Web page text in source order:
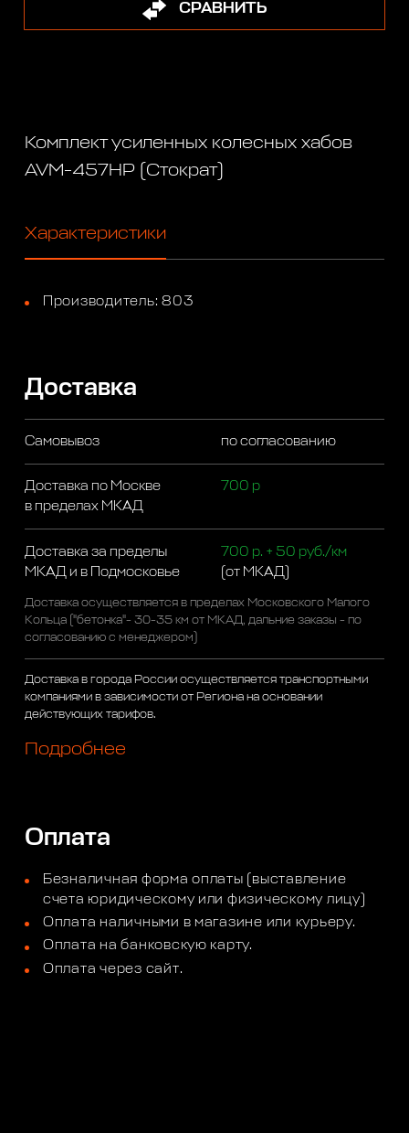
СРАВНИТЬ
Комплект усиленных колесных хабов
AVM-457HP (Стократ)
Характеристики
Производитель: 803
Доставка
Самовывоз по согласованию
Доставка по Москве
в пределах МКАД
700 р
Доставка за пределы
МКАД и в Подмосковье
700 р. + 50 руб./км
(от МКАД)
Доставка осуществляется в пределах Московского Малого
Кольца ("бетонка"- 30-35 км от МКАД, дальние заказы - по
согласованию с менеджером)
Доставка в города России осуществляется транспортными
компаниями в зависимости от Региона на основании
действующих тарифов.
Подробнее
Оплата
Безналичная форма оплаты (выставление
счета юридическому или физическому лицу)
Оплата наличными в магазине или курьеру.
Оплата на банковскую карту.
Оплата через сайт.